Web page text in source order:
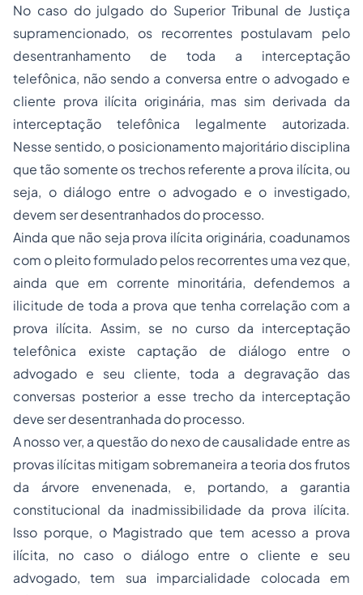
No caso do julgado do Superior Tribunal de Justiça
supramencionado, os recorrentes postulavam pelo
desentranhamento de toda a interceptação
telefônica, não sendo a conversa entre o advogado e
cliente prova ilícita originária, mas sim derivada da
interceptação telefônica legalmente autorizada.
Nesse sentido, o posicionamento majoritário disciplina
que tão somente os trechos referente a prova ilícita, ou
seja, o diálogo entre o advogado e o investigado,
devem ser desentranhados do processo.
Ainda que não seja prova ilícita originária, coadunamos
com o pleito formulado pelos recorrentes uma vez que,
ainda que em corrente minoritária, defendemos a
ilicitude de toda a prova que tenha correlação com a
prova ilícita. Assim, se no curso da interceptação
telefônica existe captação de diálogo entre o
advogado e seu cliente, toda a degravação das
conversas posterior a esse trecho da interceptação
deve ser desentranhada do processo.
A nosso ver, a questão do nexo de causalidade entre as
provas ilícitas mitigam sobremaneira a teoria dos frutos
da árvore envenenada, e, portando, a garantia
constitucional da inadmissibilidade da prova ilícita.
Isso porque, o Magistrado que tem acesso a prova
ilícita, no caso o diálogo entre o cliente e seu
advogado, tem sua imparcialidade colocada em